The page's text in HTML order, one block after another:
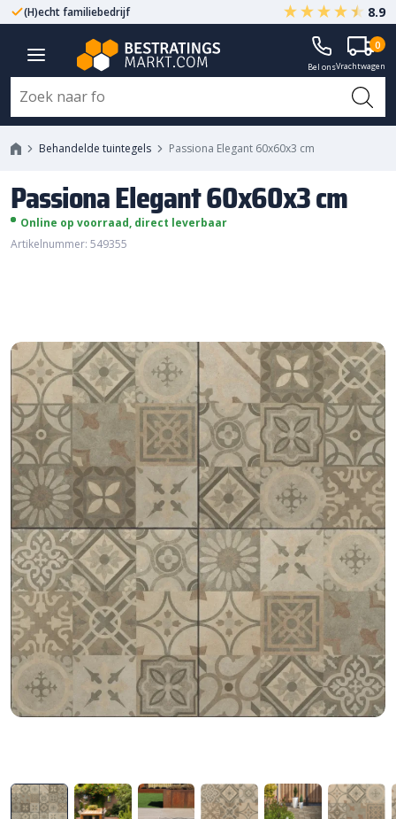
(H)echt familiebedrijf Gegarandeerd A-kwaliteit
8.9
Bel onsVrachtwagen
0
Behandelde tuintegels Passiona Elegant 60x60x3 cm
Passiona Elegant 60x60x3 cm
Online op voorraad, direct leverbaar
Artikelnummer: 549355
Passiona Elegant 60x60x3 cm